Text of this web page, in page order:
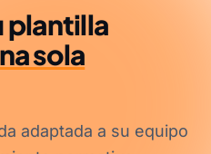
plantilla
sola
adaptada a su equipo